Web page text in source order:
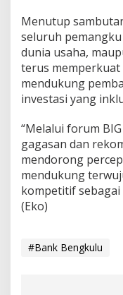
Menutup
seluruh
dunia usaha,
terus memperkuat
mendukung
investasi yang
“Melalui forum
gagasan dan
mendorong
mendukung
kompetitif sebagai
(Eko)
#Bank Bengkulu